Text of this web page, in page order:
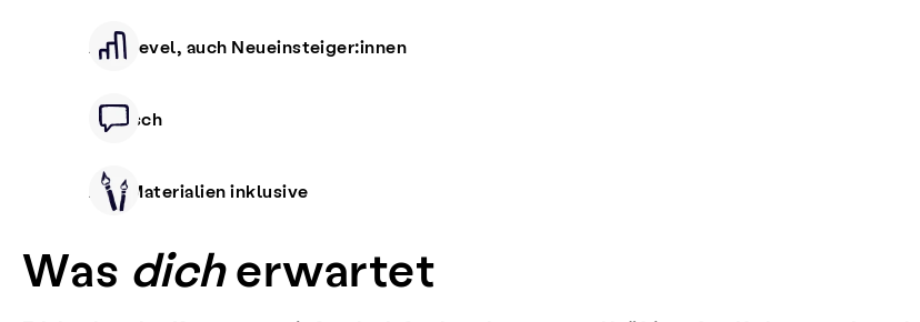
Alle Level, auch Neueinsteiger:innen
Deutsch
Alle Materialien inklusive
Was dicherwartet